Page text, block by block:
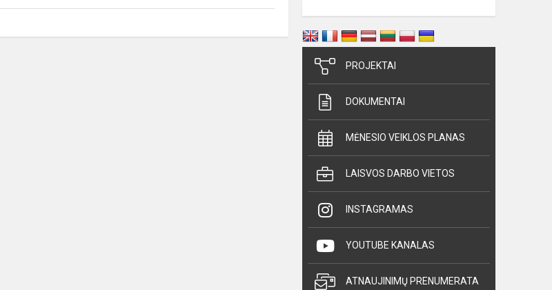
PROJEKTAI
DOKUMENTAI
MĖNESIO VEIKLOS PLANAS
LAISVOS DARBO VIETOS
INSTAGRAMAS
YOUTUBE KANALAS
ATNAUJINIMŲ PRENUMERATA